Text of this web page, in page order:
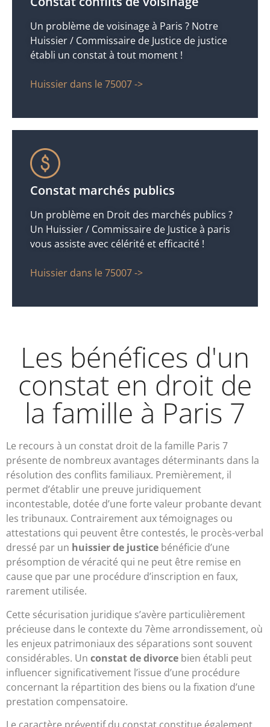
Un problème de voisinage à Paris ? Notre
Huissier / Commissaire de Justice de justice
établi un constat à tout moment !
Huissier dans le 75007 ->
Constat marchés publics
Un problème en Droit des marchés publics ?
Un Huissier / Commissaire de Justice à paris
vous assiste avec célérité et efficacité !
Huissier dans le 75007 ->
Les bénéfices d'un
constat en droit de
la famille à Paris 7
Le recours à un constat droit de la famille Paris 7
présente de nombreux avantages déterminants dans la
résolution des conflits familiaux. Premièrement, il
permet d’établir une preuve juridiquement
incontestable, dotée d’une forte valeur probante devant
les tribunaux. Contrairement aux témoignages ou
attestations qui peuvent être contestés, le procès-verbal
dressé par un huissier de justice bénéficie d’une
présomption de véracité qui ne peut être remise en
cause que par une procédure d’inscription en faux,
rarement utilisée.
Cette sécurisation juridique s’avère particulièrement
précieuse dans le contexte du 7ème arrondissement, où
les enjeux patrimoniaux des séparations sont souvent
considérables. Un constat de divorce bien établi peut
influencer significativement l’issue d’une procédure
concernant la répartition des biens ou la fixation d’une
prestation compensatoire.